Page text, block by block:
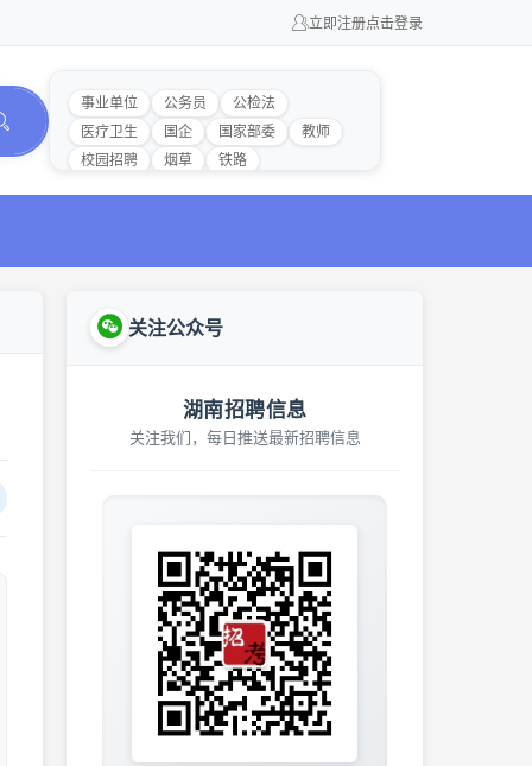
立即注册点击登录
事业单位 公务员
公检法
医疗卫生
国企 国家部委
教师
校园招聘
烟草 铁路
关注公众号
湖南招聘信息
关注我们，每日推送最新招聘信息